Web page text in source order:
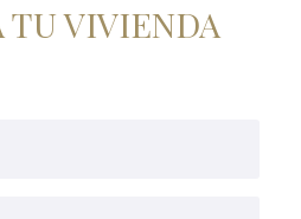
TU VIVIENDA